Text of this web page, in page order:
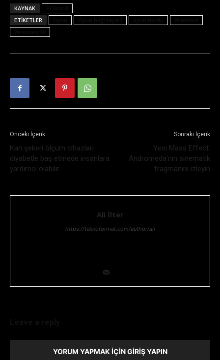
KAYNAK
ETIKETLER
Önceki İçerik
Kan şekeri ölçüm cihazları
diyabetle baş etmede insanlara
yardımcı olabilir
Sonraki İçerik
Yeni Mass Effect:
Andromeda’nın sinematik
fragmanını izleyin
Ali İlter
https://teknoformat.com/author/ali
YORUM YAPMAK İÇIN GIRIŞ YAPIN